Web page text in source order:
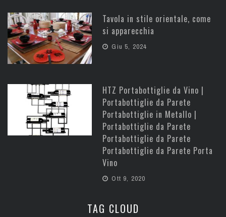
Tavola in stile orientale, come
si apparecchia
Giu 5, 2024
HTZ Portabottiglie da Vino |
Portabottiglie da Parete
Portabottiglie in Metallo |
Portabottiglie da Parete
Portabottiglie da Parete
Portabottiglie da Parete Porta
Vino
Ott 9, 2020
TAG CLOUD